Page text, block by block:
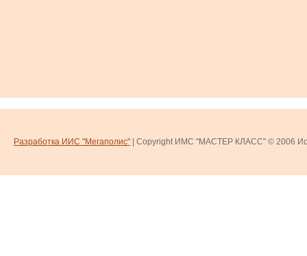
Разработка ИИС "Мегаполис" | Copyright ИМС "МАСТЕР КЛАСС" © 2006